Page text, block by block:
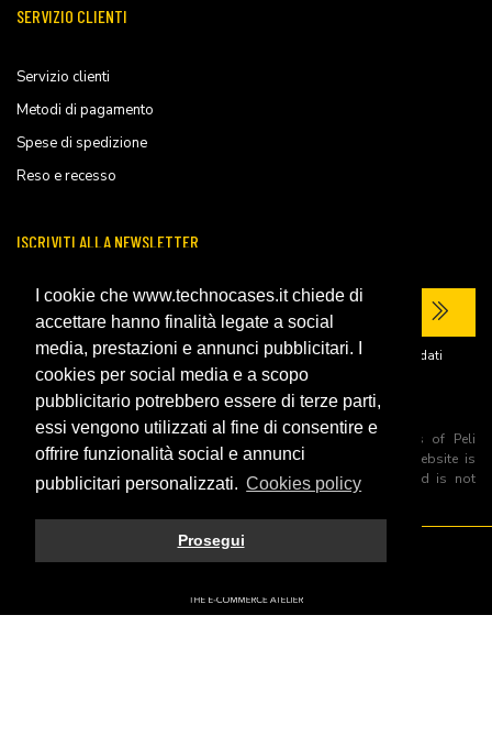
I cookie che www.technocases.it chiede di
accettare hanno finalità legate a social
media, prestazioni e annunci pubblicitari. I
cookies per social media e a scopo
pubblicitario potrebbero essere di terze parti,
essi vengono utilizzati al fine di consentire e
offrire funzionalità social e annunci
pubblicitari personalizzati. Cookies policy
Prosegui
SERVIZIO CLIENTI
Servizio clienti
Metodi di pagamento
Spese di spedizione
Reso e recesso
ISCRIVITI ALLA NEWSLETTER
Ho letto laprivacy policy del sito e acconsento al trattamento dei miei dati
personali per ricevere comunicazioni commerciali.
All trademarks are registered and/or unregistered trademarks of Peli
Products, S.L.U. its parents, subsiadiries and affiliates. This website is
independently owned and operated by Technopartner SRL and is not
owned by Peli Products, S.L.U
© 2026 Technopartner SRL - All rights reserved